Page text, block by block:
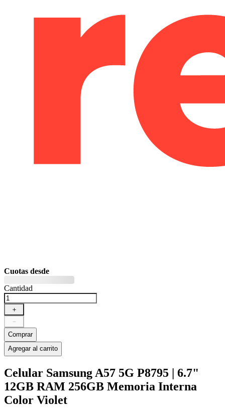
Cuotas desde
Cantidad
＋
－
Comprar
Agregar al carrito
Celular Samsung A57 5G P8795 | 6.7"
12GB RAM 256GB Memoria Interna
Color Violet